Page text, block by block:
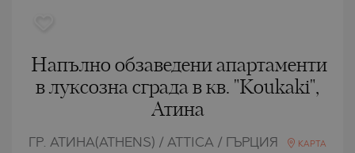
Напълно обзаведени апартаменти
в луксозна сграда в кв. "Koukaki",
Атина
ГР. АТИНА(ATHENS) / ATTICA / ГЪРЦИЯ КАРТА